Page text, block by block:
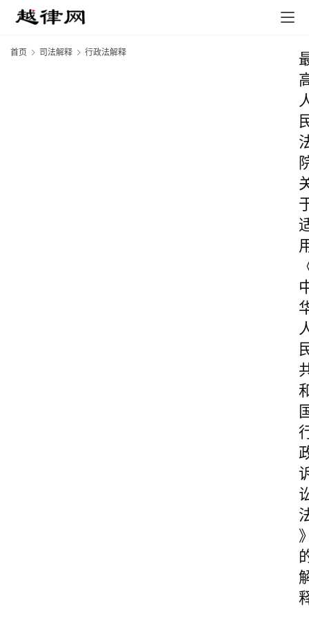
首页 司法解释 行政法解释